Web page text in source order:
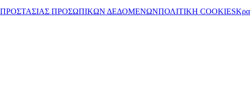
ΠΡΟΣΩΠΙΚΩΝ ΔΕΔΟΜΕΝΩΝΠΟΛΙΤΙΚΗ COOKIES